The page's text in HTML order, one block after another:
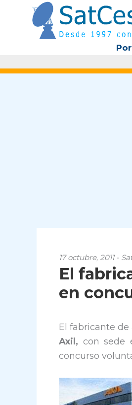
contenido
17 octubre, 2011 -
El
en
El fabricante de
Axil, con sede
concurso